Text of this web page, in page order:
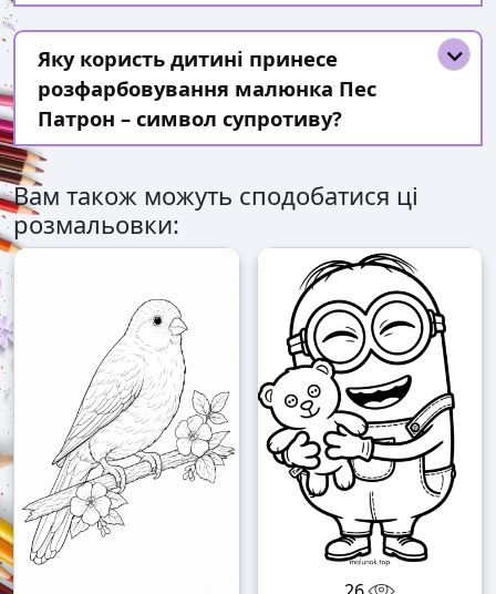
Яку користь дитині принесе
розфарбовування малюнка Пес
Патрон – символ супротиву?
Вам також можуть сподобатися ці
розмальовки: